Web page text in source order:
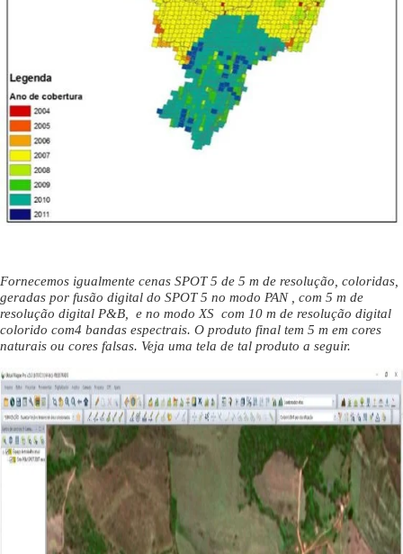
Fornecemos igualmente cenas SPOT 5 de 5 m de resolução, coloridas,
geradas por fusão digital do SPOT 5 no modo PAN , com 5 m de
resolução digital P&B, e no modo XS com 10 m de resolução digital
colorido com4 bandas espectrais. O produto final tem 5 m em cores
naturais ou cores falsas. Veja uma tela de tal produto a seguir.